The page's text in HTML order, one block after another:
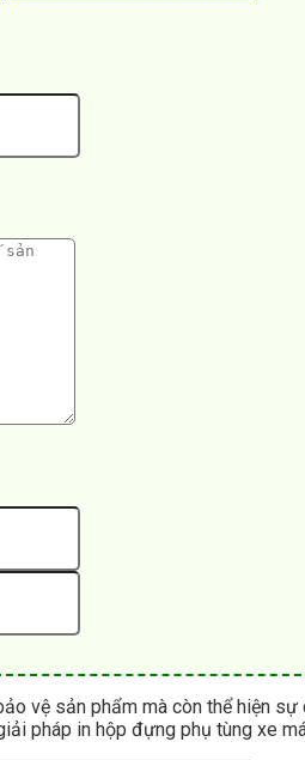
vệ sản phẩm mà còn thể hiện
pháp in hộp đựng phụ tùng xe